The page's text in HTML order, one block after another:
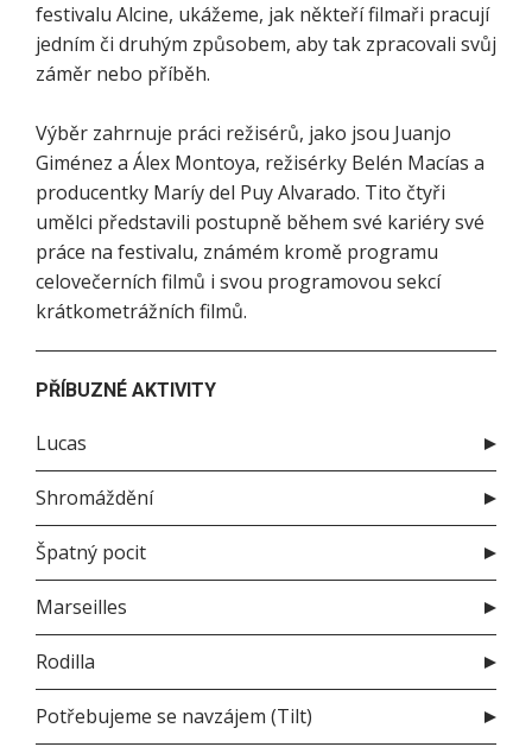
festivalu Alcine, ukážeme, jak někteří filmaři pracují
jedním či druhým způsobem, aby tak zpracovali svůj
záměr nebo příběh.
Výběr zahrnuje práci režisérů, jako jsou Juanjo
Giménez a Álex Montoya, režisérky Belén Macías a
producentky Maríy del Puy Alvarado. Tito čtyři
umělci představili postupně během své kariéry své
práce na festivalu, známém kromě programu
celovečerních filmů i svou programovou sekcí
krátkometrážních filmů.
PŘÍBUZNÉ AKTIVITY
Lucas
Shromáždění
Špatný pocit
Marseilles
Rodilla
Potřebujeme se navzájem (Tilt)